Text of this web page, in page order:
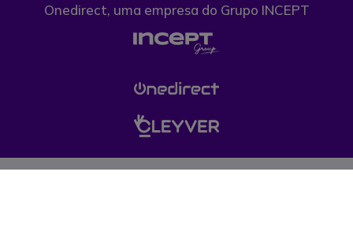
Onedirect, uma empresa do Grupo INCEPT